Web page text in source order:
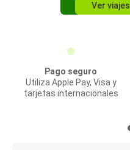
Ver viajes
Pago seguro
Utiliza Apple Pay, Visa y
tarjetas internacionales